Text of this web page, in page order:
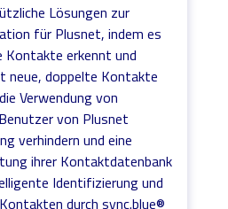
Lösungen zur
für Plusnet, indem es
Kontakte erkennt und
doppelte Kontakte
Verwendung von
von Plusnet
verhindern und eine
ihrer Kontaktdatenbank
Identifizierung und
durch sync.blue®